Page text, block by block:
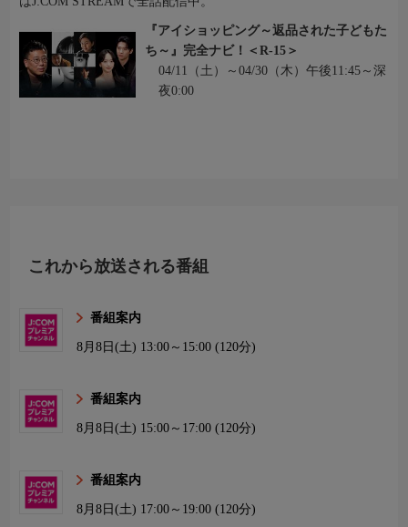
『アイショッピング～返品された子どもた
ち～』完全ナビ！＜R-15＞
04/11（土）～04/30（木）午後11:45～深
夜0:00
これから放送される番組
番組案内
8月8日(土) 13:00～15:00 (120分)
番組案内
8月8日(土) 15:00～17:00 (120分)
番組案内
8月8日(土) 17:00～19:00 (120分)